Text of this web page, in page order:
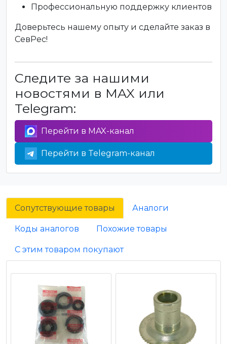
Профессиональную поддержку клиентов
Доверьтесь нашему опыту и сделайте заказ в
СевРес!
Следите за нашими
новостями в MAX или
Telegram:
Перейти в MAX-канал
Перейти в Telegram-канал
Сопутствующие товары Аналоги
Коды аналогов Похожие товары
С этим товаром покупают